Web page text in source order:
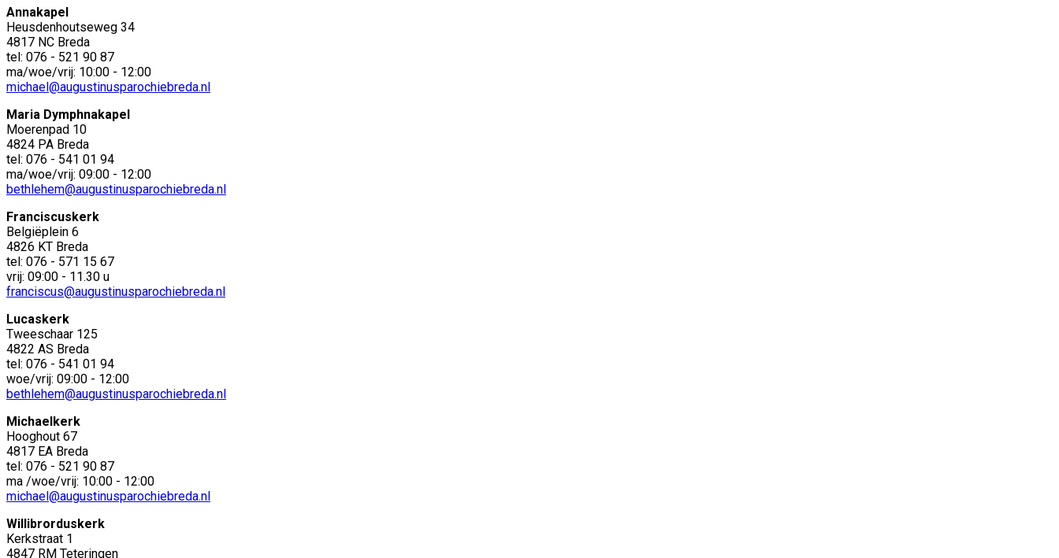
Annakapel
Heusdenhoutseweg 34
4817 NC Breda
tel: 076 - 521 90 87
ma/woe/vrij: 10:00 - 12:00
michael@augustinusparochiebreda.nl
Maria Dymphnakapel
Moerenpad 10
4824 PA Breda
tel: 076 - 541 01 94
ma/woe/vrij: 09:00 - 12:00
bethlehem@augustinusparochiebreda.nl
Franciscuskerk
Belgiëplein 6
4826 KT Breda
tel: 076 - 571 15 67
vrij: 09:00 - 11.30 u
franciscus@augustinusparochiebreda.nl
Lucaskerk
Tweeschaar 125
4822 AS Breda
tel: 076 - 541 01 94
woe/vrij: 09:00 - 12:00
bethlehem@augustinusparochiebreda.nl
Michaelkerk
Hooghout 67
4817 EA Breda
tel: 076 - 521 90 87
ma /woe/vrij: 10:00 - 12:00
michael@augustinusparochiebreda.nl
Willibrorduskerk
Kerkstraat 1
4847 RM Teteringen